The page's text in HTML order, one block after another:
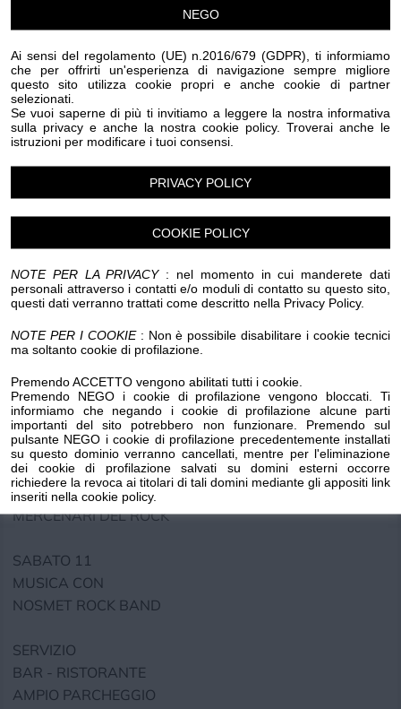
NEGO
Ai sensi del regolamento (UE) n.2016/679 (GDPR), ti informiamo
che per offrirti un'esperienza di navigazione sempre migliore
questo sito utilizza cookie propri e anche cookie di partner
selezionati.
Se vuoi saperne di più ti invitiamo a leggere la nostra informativa
sulla privacy e anche la nostra cookie policy. Troverai anche le
istruzioni per modificare i tuoi consensi.
PRIVACY POLICY
COOKIE POLICY
NOTE PER LA PRIVACY: nel momento in cui manderete dati
personali attraverso i contatti e/o moduli di contatto su questo sito,
questi dati verranno trattati come descritto nella Privacy Policy.
NOTE PER I COOKIE: Non è possibile disabilitare i cookie tecnici
ma soltanto cookie di profilazione.
Premendo ACCETTO vengono abilitati tutti i cookie.
Premendo NEGO i cookie di profilazione vengono bloccati. Ti
informiamo che negando i cookie di profilazione alcune parti
importanti del sito potrebbero non funzionare. Premendo sul
pulsante NEGO i cookie di profilazione precedentemente installati
su questo dominio verranno cancellati, mentre per l'eliminazione
dei cookie di profilazione salvati su domini esterni occorre
richiedere la revoca ai titolari di tali domini mediante gli appositi link
inseriti nella cookie policy.
Luogo dell'evento su Google Maps
Condividi:
CIPRESSA
I COMPAGNI DI BACCO
PRESENTANO:
PER BACCO CHE FESTA!
10 E 11
LUGLIO
DALLE ORE 19:30
FINO A
NOTTE INOLTRATA
VENERDÌ 10
MUSICA CON
MERCENARI DEL ROCK
SABATO 11
MUSICA CON
NOSMET ROCK BAND
SERVIZIO
BAR - RISTORANTE
AMPIO PARCHEGGIO